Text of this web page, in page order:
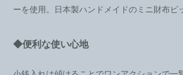
ーを使用。日本製ハンドメイドのミニ財布ピ
◆便利な使い心地